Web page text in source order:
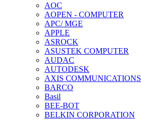
AOC
AOPEN - COMPUTER
APC/ MGE
APPLE
ASROCK
ASUSTEK COMPUTER
AUDAC
AUTODESK
AXIS COMMUNICATIONS
BARCO
Basil
BEE-BOT
BELKIN CORPORATION